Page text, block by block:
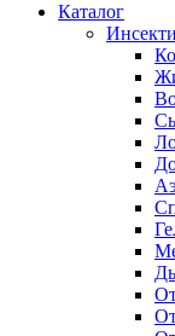
Каталог